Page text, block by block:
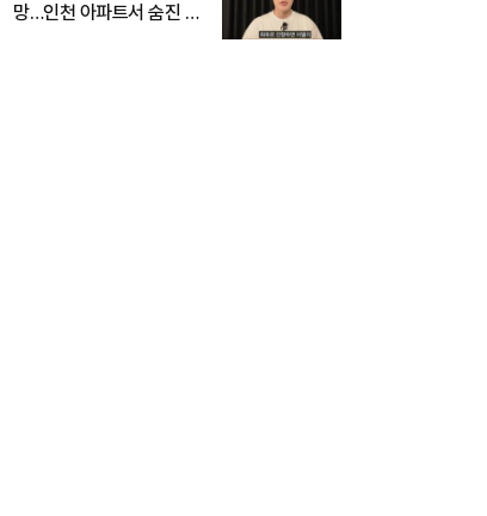
망…인천 아파트서 숨진 채